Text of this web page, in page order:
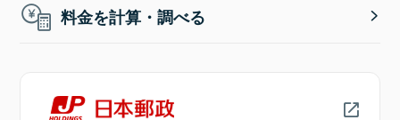
料金を計算・調べる